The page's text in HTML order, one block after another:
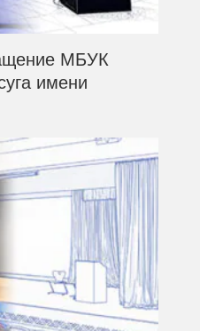
МБУК
имени